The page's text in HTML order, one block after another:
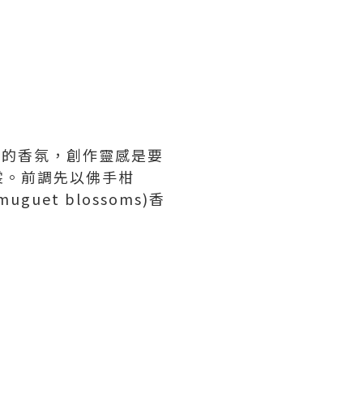
香氛，創作靈感是要
前調先以佛手柑
blossoms)香